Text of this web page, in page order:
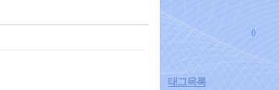
0
태그목록